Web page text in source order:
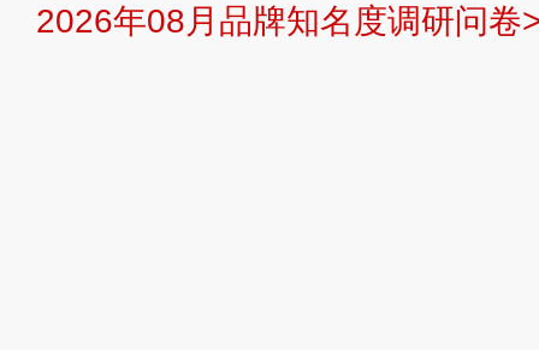
2026年08月品牌知名度调研问卷